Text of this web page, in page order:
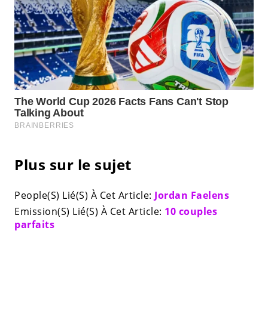
Plus sur le sujet
People(S) Lié(S) À Cet Article: Jordan Faelens
Emission(S) Lié(S) À Cet Article: 10 couples
parfaits